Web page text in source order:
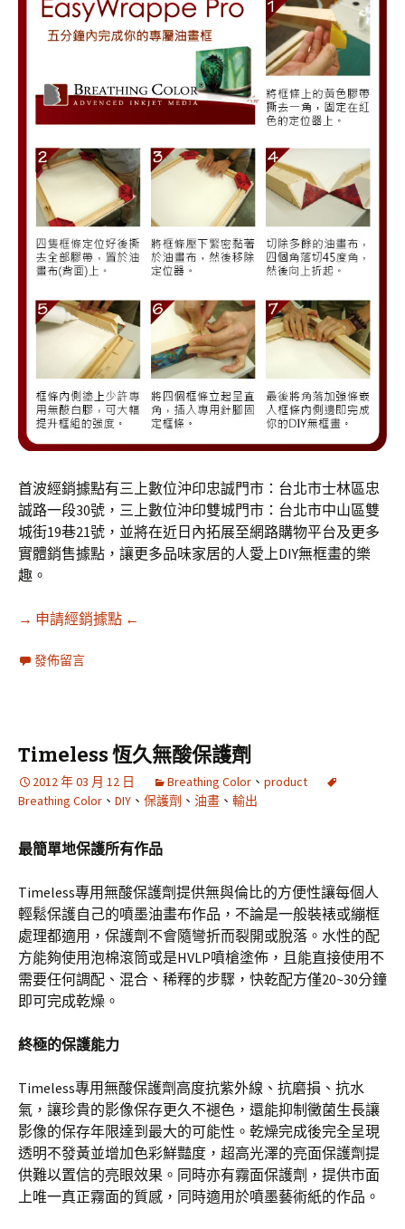
首波經銷據點有三上數位沖印忠誠門市：台北市士林區忠
誠路一段30號，三上數位沖印雙城門市：台北市中山區雙
城街19巷21號，並將在近日內拓展至網路購物平台及更多
實體銷售據點，讓更多品味家居的人愛上DIY無框畫的樂
趣。
→ 申請經銷據點 ←
發佈留言
Timeless 恆久無酸保護劑
2012 年 03 月 12 日 Breathing Color 、 product
Breathing Color 、 DIY 、 保護劑 、 油畫 、 輸出
最簡單地保護所有作品
Timeless專用無酸保護劑提供無與倫比的方便性讓每個人
輕鬆保護自己的噴墨油畫布作品，不論是一般裝裱或繃框
處理都適用，保護劑不會隨彎折而裂開或脫落。水性的配
方能夠使用泡棉滾筒或是HVLP噴槍塗佈，且能直接使用不
需要任何調配、混合、稀釋的步驟，快乾配方僅20~30分鐘
即可完成乾燥。
終極的保護能力
Timeless專用無酸保護劑高度抗紫外線、抗磨損、抗水
氣，讓珍貴的影像保存更久不褪色，還能抑制黴菌生長讓
影像的保存年限達到最大的可能性。乾燥完成後完全呈現
透明不發黃並增加色彩鮮豔度，超高光澤的亮面保護劑提
供難以置信的亮眼效果。同時亦有霧面保護劑，提供市面
上唯一真正霧面的質感，同時適用於噴墨藝術紙的作品。